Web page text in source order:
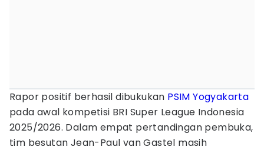
Rapor positif berhasil dibukukan PSIM Yogyakarta
pada awal kompetisi BRI Super League Indonesia
2025/2026. Dalam empat pertandingan pembuka,
tim besutan Jean-Paul van Gastel masih